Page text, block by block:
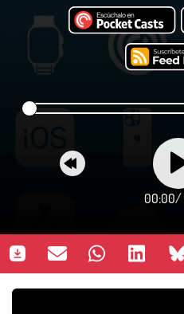
00:00/